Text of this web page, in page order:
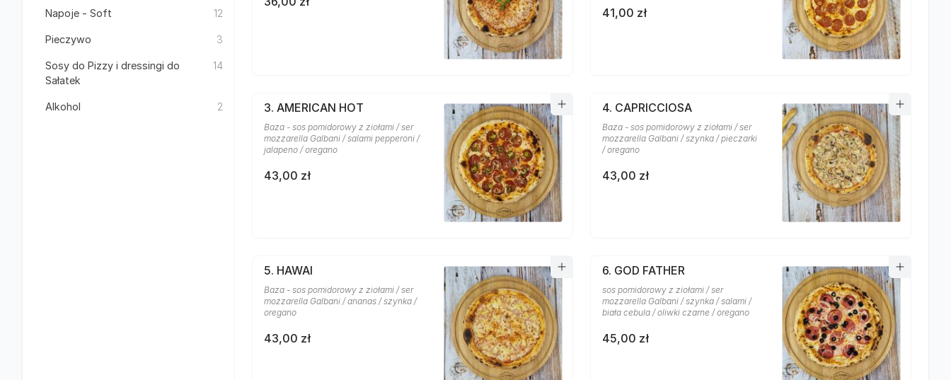
Napoje - Soft 12
Pieczywo 3
Sosy do Pizzy i dressingi do
Sałatek
14
Alkohol 2
41,00 zł
3. AMERICAN HOT
Baza - sos pomidorowy z ziołami / ser
mozzarella Galbani / salami pepperoni /
jalapeno / oregano
43,00 zł
4. CAPRICCIOSA
Baza - sos pomidorowy z ziołami / ser
mozzarella Galbani / szynka / pieczarki
/ oregano
43,00 zł
5. HAWAI
Baza - sos pomidorowy z ziołami / ser
mozzarella Galbani / ananas / szynka /
oregano
43,00 zł
6. GOD FATHER
sos pomidorowy z ziołami / ser
mozzarella Galbani / szynka / salami /
biała cebula / oliwki czarne / oregano
45,00 zł